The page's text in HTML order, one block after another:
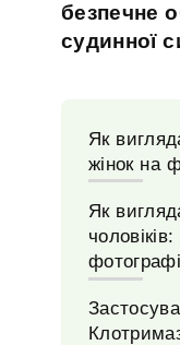
безпечне
судинної
Як
жінок на
Як